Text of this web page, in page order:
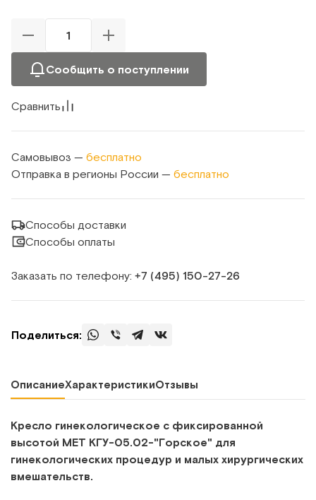
Сообщить о поступлении
Сравнить
Самовывоз — бесплатно
Отправка в регионы России — бесплатно
Способы доставки
Способы оплаты
Заказать по телефону: +7 (495) 150‑27‑26
Поделиться:
ОписаниеХарактеристикиОтзывы
Кресло гинекологическое с фиксированной
высотой МЕТ КГУ-05.02-"Горское" для
гинекологических процедур и малых хирургических
вмешательств.